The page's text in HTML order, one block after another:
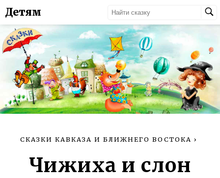
Детям
СКАЗКИ КАВКАЗА И БЛИЖНЕГО ВОСТОКА ›
Чижиха и слон